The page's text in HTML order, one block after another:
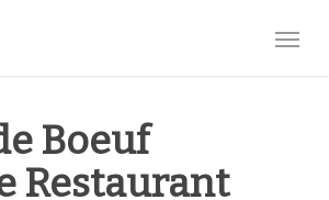
Menu
Boeuf
Restaurant